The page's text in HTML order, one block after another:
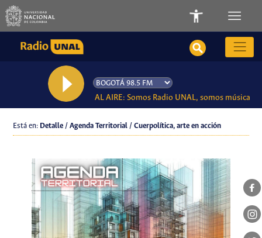
AL AIRE: Somos Radio UNAL, somos música
Está en: Detalle / Agenda Territorial / Cuerpolítica, arte en acción